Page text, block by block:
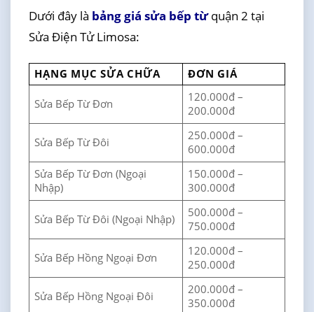
Dưới đây là bảng giá sửa bếp từquận 2 tại
Sửa Điện Tử Limosa:
HẠNG MỤC SỬA CHỮA ĐƠN GIÁ
Sửa Bếp Từ Đơn
120.000đ –
200.000đ
Sửa Bếp Từ Đôi
250.000đ –
600.000đ
Sửa Bếp Từ Đơn (Ngoại
Nhập)
150.000đ –
300.000đ
Sửa Bếp Từ Đôi (Ngoại Nhập)
500.000đ –
750.000đ
Sửa Bếp Hồng Ngoại Đơn
120.000đ –
250.000đ
Sửa Bếp Hồng Ngoại Đôi
200.000đ –
350.000đ